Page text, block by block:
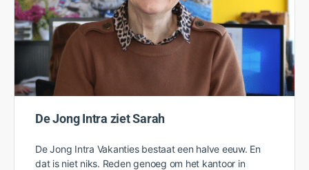
Rosanne
2 mei 2022
De Jong Intra ziet Sarah
De Jong Intra Vakanties bestaat een halve eeuw. En
dat is niet niks. Reden genoeg om het kantoor in